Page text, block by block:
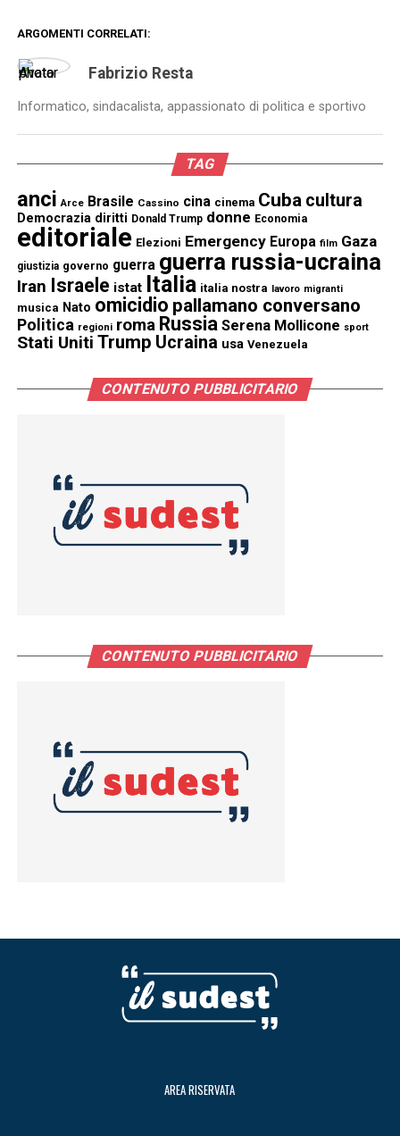
ARGOMENTI CORRELATI:
Fabrizio Resta
Informatico, sindacalista, appassionato di politica e sportivo
TAG
anci Arce Brasile Cassino cina cinema Cuba cultura
Democrazia diritti Donald Trump donne Economia
editoriale Elezioni Emergency Europa film Gaza
giustizia governo guerra guerra russia-ucraina
Iran Israele istat Italia italia nostra lavoro migranti
musica Nato omicidio pallamano conversano
Politica regioni roma Russia Serena Mollicone sport
Stati Uniti Trump Ucraina usa Venezuela
CONTENUTO PUBBLICITARIO
CONTENUTO PUBBLICITARIO
AREA RISERVATA